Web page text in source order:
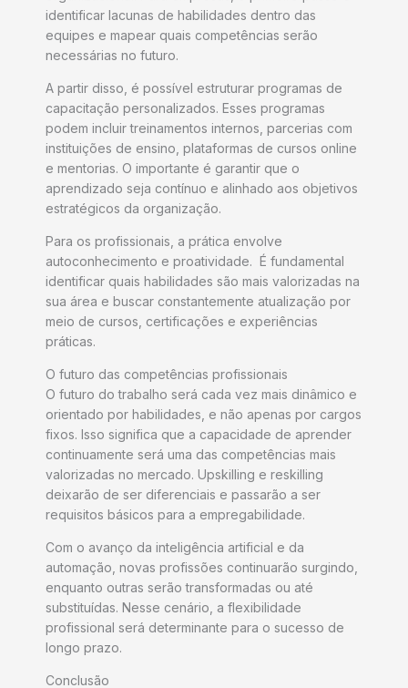
identificar lacunas de habilidades dentro das
equipes e mapear quais competências serão
necessárias no futuro.
A partir disso, é possível estruturar programas de
capacitação personalizados. Esses programas
podem incluir treinamentos internos, parcerias com
instituições de ensino, plataformas de cursos online
e mentorias. O importante é garantir que o
aprendizado seja contínuo e alinhado aos objetivos
estratégicos da organização.
Para os profissionais, a prática envolve
autoconhecimento e proatividade. É fundamental
identificar quais habilidades são mais valorizadas na
sua área e buscar constantemente atualização por
meio de cursos, certificações e experiências
práticas.
O futuro das competências profissionais
O futuro do trabalho será cada vez mais dinâmico e
orientado por habilidades, e não apenas por cargos
fixos. Isso significa que a capacidade de aprender
continuamente será uma das competências mais
valorizadas no mercado. Upskilling e reskilling
deixarão de ser diferenciais e passarão a ser
requisitos básicos para a empregabilidade.
Com o avanço da inteligência artificial e da
automação, novas profissões continuarão surgindo,
enquanto outras serão transformadas ou até
substituídas. Nesse cenário, a flexibilidade
profissional será determinante para o sucesso de
longo prazo.
Conclusão